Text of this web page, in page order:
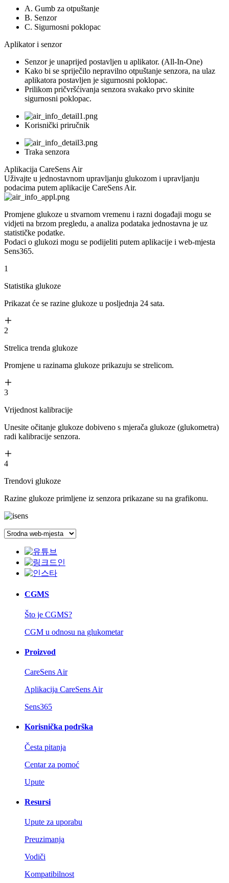
A. Gumb za otpuštanje
B. Senzor
C. Sigurnosni poklopac
Aplikator i senzor
Senzor je unaprijed postavljen u aplikator. (All-In-One)
Kako bi se spriječilo nepravilno otpuštanje senzora, na ulaz
aplikatora postavljen je sigurnosni poklopac.
Prilikom pričvršćivanja senzora svakako prvo skinite
sigurnosni poklopac.
Korisnički priručnik
Traka senzora
Aplikacija CareSens Air
Uživajte u jednostavnom upravljanju glukozom i upravljanju
podacima putem aplikacije CareSens Air.
Promjene glukoze u stvarnom vremenu i razni događaji mogu se
vidjeti na brzom pregledu, a analiza podataka jednostavna je uz
statističke podatke.
Podaci o glukozi mogu se podijeliti putem aplikacije i web-mjesta
Sens365.
1
Statistika glukoze
Prikazat će se razine glukoze u posljednja 24 sata.
2
Strelica trenda glukoze
Promjene u razinama glukoze prikazuju se strelicom.
3
Vrijednost kalibracije
Unesite očitanje glukoze dobiveno s mjerača glukoze (glukometra)
radi kalibracije senzora.
4
Trendovi glukoze
Razine glukoze primljene iz senzora prikazane su na grafikonu.
CGMS
Što je CGMS?
CGM u odnosu na glukometar
Proizvod
CareSens Air
Aplikacija CareSens Air
Sens365
Korisnička podrška
Česta pitanja
Centar za pomoć
Upute
Resursi
Upute za uporabu
Preuzimanja
Vodiči
Kompatibilnost